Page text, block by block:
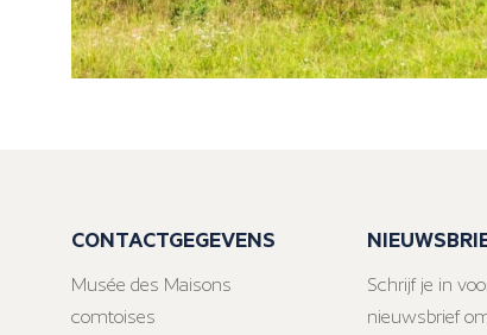
CONTACTGEGEVENS
Musée des Maisons
comtoises
Schrijf je in
nieuwsbrief